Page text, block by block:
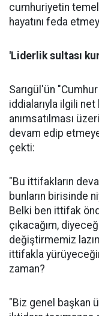
cumhuriyetin
hayatını feda
'Liderlik sultası
Sarıgül'ün
iddialarıyla ilgili
anımsatılması
devam edip
çekti:
"Bu ittifakların
bunların birisinde
Belki ben ittifak
çıkacağım,
değiştirmemiz
ittifakla
zaman?
"Biz genel başkan